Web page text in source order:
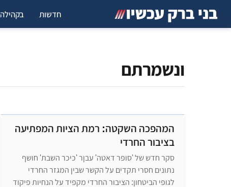
חדשות בקהילה
ונשמרתם
​המהפכה השקטה: רמת הציות המפתיעה
בציבור החרדי
סקר חדש של 'סופר דאטה' עבןר 'כיכר השבת' חושף
נתונים חסרי תקדים על הקשר שבין המגזר החרדי
לגופי הביטחון: הציבור החרדי מקפיד על הנחיות פיקוד